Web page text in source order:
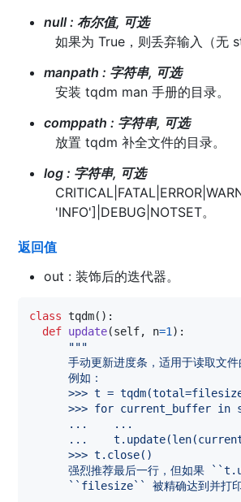
null: 布尔值, 可选
如果为 True，则丢弃输入（无
manpath: 字符串, 可选
安装 tqdm man 手册的目录。
comppath: 字符串, 可选
放置 tqdm 补全文件的目录。
log: 字符串, 可选
'INFO']|DEBUG|NOTSET。
返回值
out : 装饰后的迭代器。
class tqdm():
def update(self, n=1 ):
"""
手动更新进度条，适用于读取文件
      例如：
>>> t =
>>> for current_buffer in
      ...    ...
...
      >>> t.close()
强烈推荐最后一行，但如果
``filesize`` 被精确达到并打印